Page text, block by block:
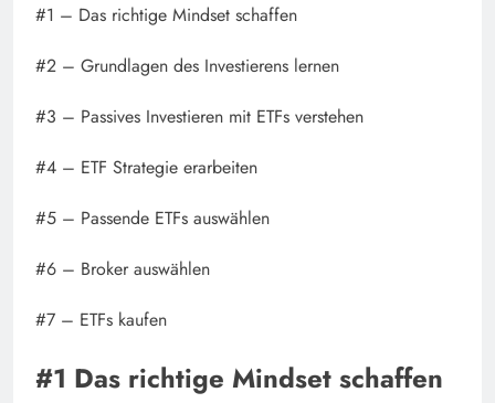
#1 – Das richtige Mindset schaffen
#2 – Grundlagen des Investierens lernen
#3 – Passives Investieren mit ETFs verstehen
#4 – ETF Strategie erarbeiten
#5 – Passende ETFs auswählen
#6 – Broker auswählen
#7 – ETFs kaufen
#1 Das richtige Mindset schaffen